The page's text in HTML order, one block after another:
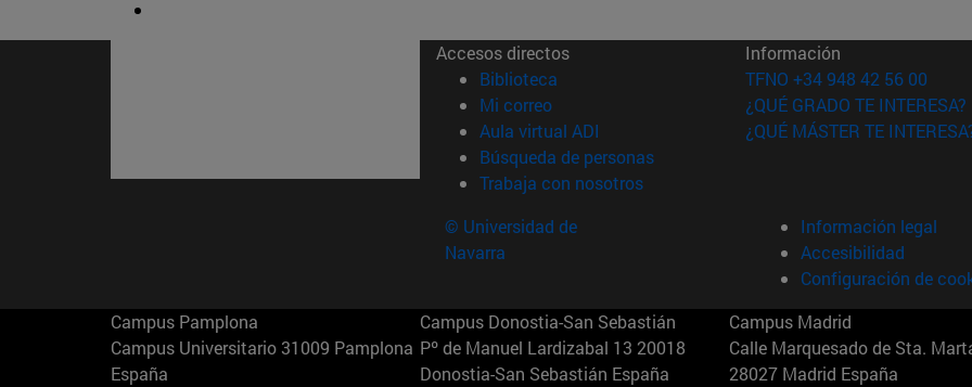
Accesos directos
Biblioteca (abre en nueva ventana)
Mi correo(abre en nueva ventana)
Aula virtual ADI (abre en nueva ventana)
Búsqueda de personas(abre en nueva ventana)
Trabaja con nosotros(abre en nueva ventana)
Información
TFNO +34 948 42 56 00
¿QUÉ GRADO TE INTERESA?
¿QUÉ MÁSTER TE
© Universidad de
Navarra
Información legal
Accesibilidad
Configuración de
Campus Pamplona
Campus Universitario 31009 Pamplona
España
Campus Donostia-San Sebastián
Pº de Manuel Lardizabal 13 20018
Donostia-San Sebastián España
Campus Madrid
Calle Marquesado de Sta.
28027 Madrid España